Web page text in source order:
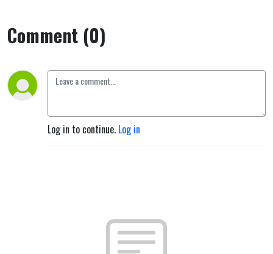
Comment (0)
Log in to continue. Log in